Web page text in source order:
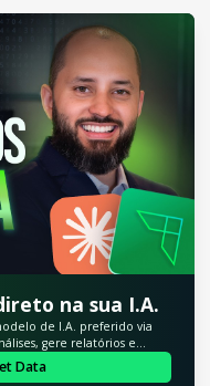
na sua I.A.
de I.A. preferido via
gere relatórios e
nos seus fluxos e
Data